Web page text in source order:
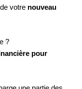
votre nouveau
?
pour